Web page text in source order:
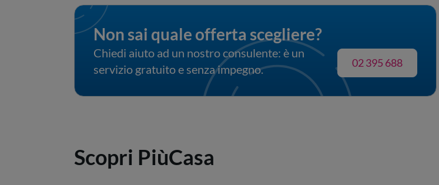
Non sai quale offerta scegliere?
Chiedi aiuto ad un nostro consulente: è un
servizio gratuito e senza impegno.
02 395 688
Scopri PiùCasa